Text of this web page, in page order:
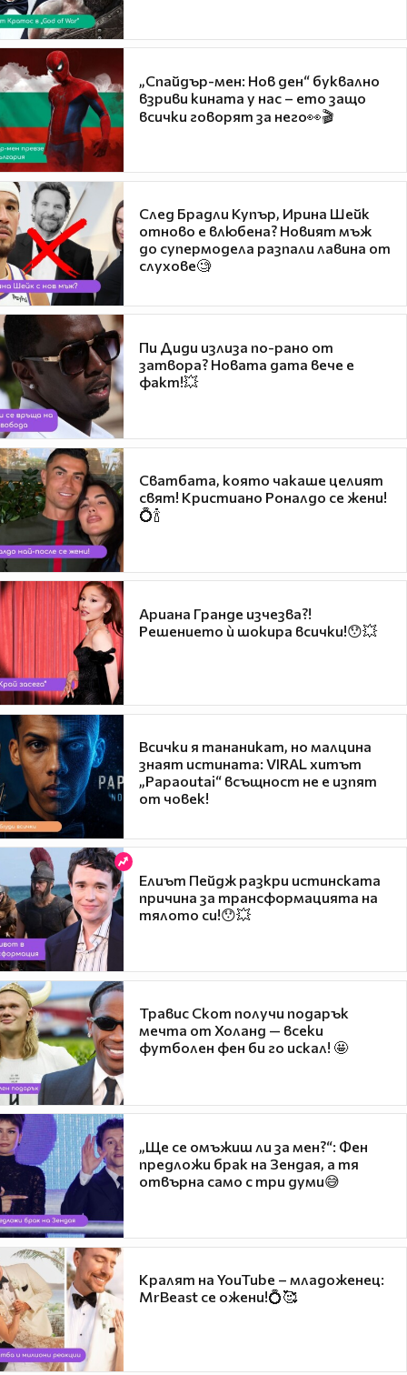
„Спайдър-мен: Нов ден“ буквално
взриви кината у нас – ето защо
всички говорят за него👀🎬
След Брадли Купър, Ирина Шейк
отново е влюбена? Новият мъж
до супермодела разпали лавина от
слухове🧐
Пи Диди излиза по-рано от
затвора? Новата дата вече е
факт!💥
Сватбата, която чакаше целият
свят! Кристиано Роналдо се жени!
💍🍾
Ариана Гранде изчезва?!
Решението ѝ шокира всички!😯💥
Всички я тананикат, но малцина
знаят истината: VIRAL хитът
„Papaoutai“ всъщност не е изпят
от човек!
Елиът Пейдж разкри истинската
причина за трансформацията на
тялото си!😯💥
Травис Скот получи подарък
мечта от Холанд — всеки
футболен фен би го искал! 🤩
„Ще се омъжиш ли за мен?“: Фен
предложи брак на Зендая, а тя
отвърна само с три думи😅
Кралят на YouTube – младоженец:
MrBeast се ожени!💍🥰